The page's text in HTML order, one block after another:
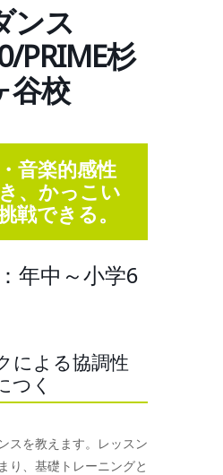
ンス
PRIME杉
谷校
音楽的感性
、かっこい
戦できる。
年中～小学6
による協調性
つく
スを教えます。レッスン
り、基礎トレーニングと